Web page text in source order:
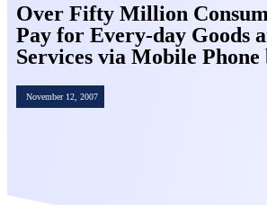
Over Fifty Million
Pay for Every-day Goods
Services via Mobile Phone
November 12, 2007